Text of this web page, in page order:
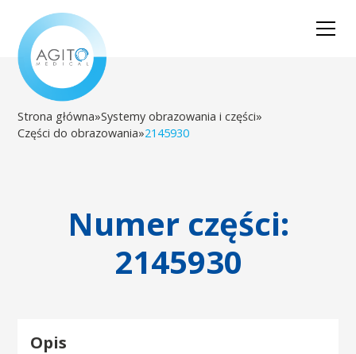
Strona główna»Systemy obrazowania i części»
Części do obrazowania»2145930
Numer części:
2145930
Opis